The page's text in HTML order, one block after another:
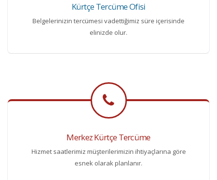
Kürtçe Tercüme Ofisi
Belgelerinizin tercümesi vadettiğimiz süre içerisinde
elinizde olur.
Merkez Kürtçe Tercüme
Hizmet saatlerimiz müşterilerimizin ihtiyaçlarına göre
esnek olarak planlanır.